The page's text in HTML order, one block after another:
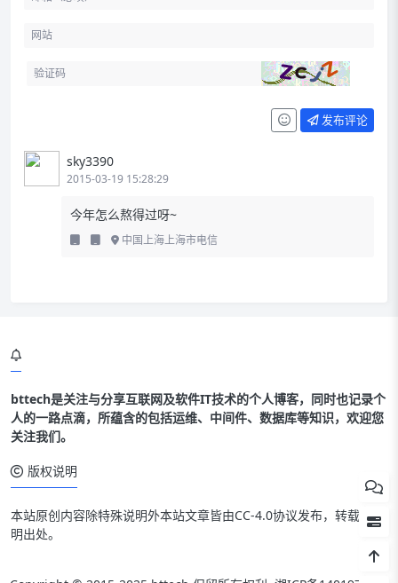
发布评论
sky3390
2015-03-19 15:28:29
今年怎么熬得过呀~
中国上海上海市电信
bttech是关注与分享互联网及软件IT技术的个人博客，同时也记录个
人的一路点滴，所蕴含的包括运维、中间件、数据库等知识，欢迎您
关注我们。
版权说明
本站原创内容除特殊说明外本站文章皆由CC-4.0协议发布，转载请注
明出处。